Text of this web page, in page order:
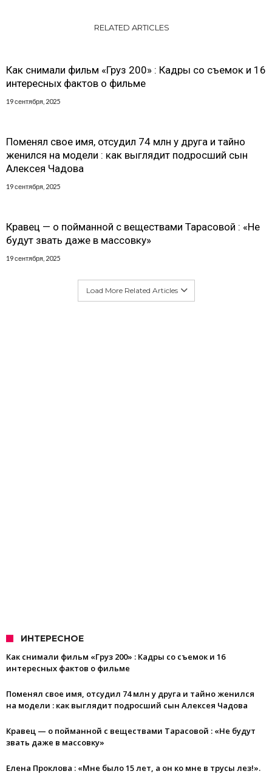
RELATED ARTICLES
Как снимали фильм «Груз 200» : Кадры со съемок и 16
интересных фактов о фильме
19 сентября, 2025
Поменял свое имя, отсудил 74 млн у друга и тайно
женился на модели : как выглядит подросший сын
Алексея Чадова
19 сентября, 2025
Кравец — о пойманной с веществами Тарасовой : «Не
будут звать даже в массовку»
19 сентября, 2025
Load More Related Articles
ИНТЕРЕСНОЕ
Как снимали фильм «Груз 200» : Кадры со съемок и 16
интересных фактов о фильме
Поменял свое имя, отсудил 74 млн у друга и тайно женился
на модели : как выглядит подросший сын Алексея Чадова
Кравец — о пойманной с веществами Тарасовой : «Не будут
звать даже в массовку»
Елена Проклова : «Мне было 15 лет, а он ко мне в трусы лез!».